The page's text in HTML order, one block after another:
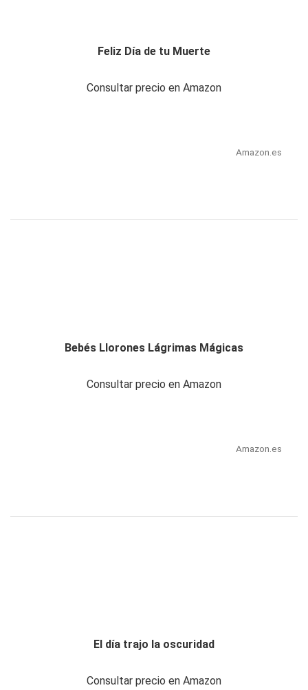
Feliz Día de tu Muerte
Consultar precio en Amazon
Amazon.es
Bebés Llorones Lágrimas Mágicas
Consultar precio en Amazon
Amazon.es
El día trajo la oscuridad
Consultar precio en Amazon